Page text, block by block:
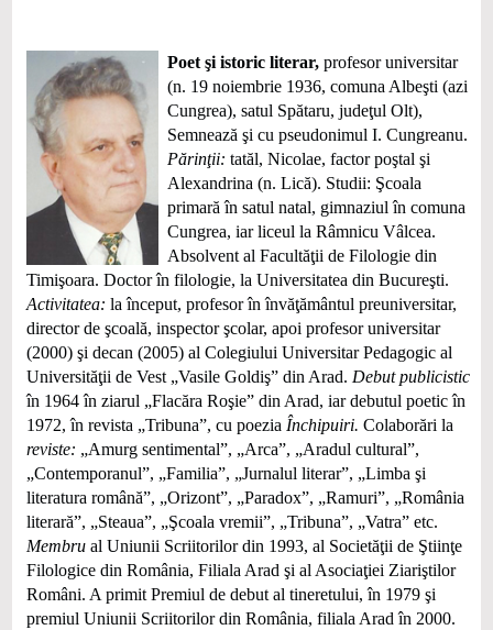
Poet şi istoric literar,profesor universitar
(n. 19 noiembrie 1936, comuna Albeşti (azi
Cungrea), satul Spătaru, judeţul Olt),
Semnează şi cu pseudonimul I. Cungreanu.
Părinţii: tatăl, Nicolae, factor poştal şi
Alexandrina (n. Lică). Studii: Şcoala
primară în satul natal, gimnaziul în comuna
Cungrea, iar liceul la Râmnicu Vâlcea.
Absolvent al Facultăţii de Filologie din
Timişoara. Doctor în filologie, la Universitatea din Bucureşti.
Activitatea: la început, profesor în învăţământul preuniversitar,
director de şcoală, inspector şcolar, apoi profesor universitar
(2000) şi decan (2005) al Colegiului Universitar Pedagogic al
Universităţii de Vest „Vasile Goldiş” din Arad. Debut publicistic
în 1964 în ziarul „Flacăra Roşie” din Arad, iar debutul poetic în
1972, în revista „Tribuna”, cu poezia Închipuiri. Colaborări la
reviste: „Amurg sentimental”, „Arca”, „Aradul cultural”,
„Contemporanul”, „Familia”, „Jurnalul literar”, „Limba şi
literatura română”, „Orizont”, „Paradox”, „Ramuri”, „România
literară”, „Steaua”, „Şcoala vremii”, „Tribuna”, „Vatra” etc.
Membru al Uniunii Scriitorilor din 1993, al Societăţii de Ştiinţe
Filologice din România, Filiala Arad şi al Asociaţiei Ziariştilor
Români. A primit Premiul de debut al tineretului, în 1979 şi
premiul Uniunii Scriitorilor din România, filiala Arad în 2000.